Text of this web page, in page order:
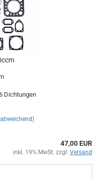
Dichtungen
47,00 EUR
inkl. 19% MwSt. zzgl. Versand